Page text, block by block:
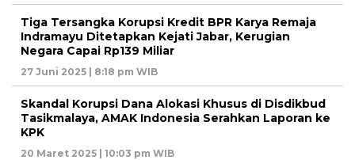
Tiga Tersangka Korupsi Kredit BPR Karya Remaja
Indramayu Ditetapkan Kejati Jabar, Kerugian
Negara Capai Rp139 Miliar
27 Juni 2025 | 8:18 pm WIB
Skandal Korupsi Dana Alokasi Khusus di Disdikbud
Tasikmalaya, AMAK Indonesia Serahkan Laporan ke
KPK
20 Maret 2025 | 10:03 pm WIB